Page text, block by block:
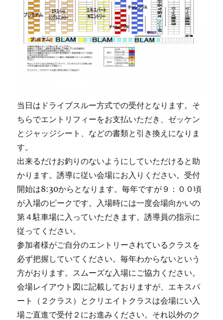
当日はドライブスルー方式での受付となります。そ
ちらでエントリフィーをお支払いただき、ゼッケン
とジャッジシート、などの書類と引き換えになりま
す。
出来るだけお釣りのないようにしていただけると助
かります。誘導に従い会場にお入りください。受付
開始は8:30からとなります。毎年ですが９：００頃
が入場のピークです。入場時には一度会場向かいの
第４駐車場に入っていただきます。誘導員の指示に
従ってください。
参加者様がご自分のエントリーされているクラスを
必ず把握していてください。毎年わからないという
方がおります。スムーズな入場にご協力ください。
会場レイアウト図に記載しておりますが、エキスパ
ート（２クラス）とクリエイトクラスは会場にい入
場ご直進で受付２にお進みください。それ以外のク